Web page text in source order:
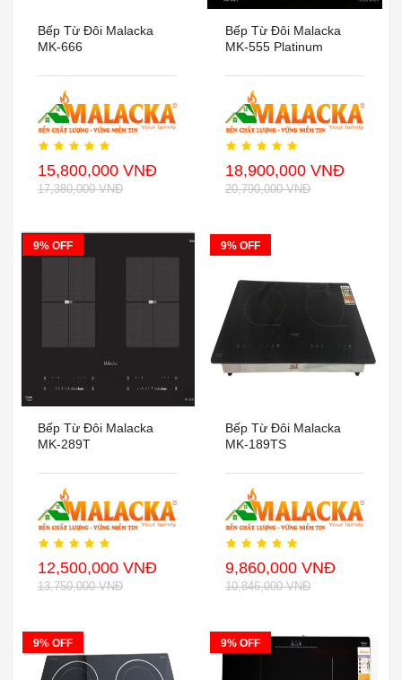
Bếp Từ Đôi Malacka
MK-666
15,800,000 VNĐ
17,380,000 VNĐ
Bếp Từ Đôi Malacka
MK-555 Platinum
18,900,000 VNĐ
20,790,000 VNĐ
9% OFF
Bếp Từ Đôi Malacka
MK-289T
12,500,000 VNĐ
13,750,000 VNĐ
9% OFF
Bếp Từ Đôi Malacka
MK-189TS
9,860,000 VNĐ
10,846,000 VNĐ
9% OFF 9% OFF